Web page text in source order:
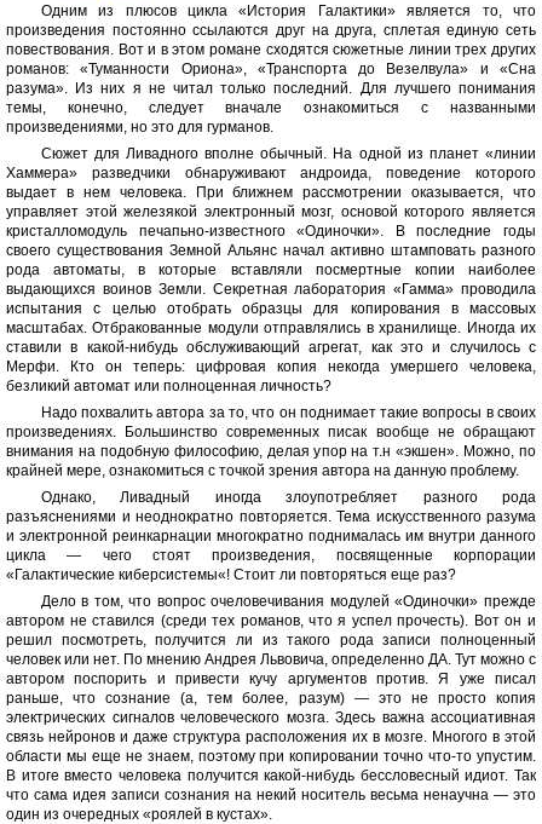
Одним из плюсов цикла «История Галактики» является то, что
произведения постоянно ссылаются друг на друга, сплетая единую сеть
повествования. Вот и в этом романе сходятся сюжетные линии трех других
романов: «Туманности Ориона», «Транспорта до Везелвула» и «Сна
разума». Из них я не читал только последний. Для лучшего понимания
темы, конечно, следует вначале ознакомиться с названными
произведениями, но это для гурманов.
Сюжет для Ливадного вполне обычный. На одной из планет «линии
Хаммера» разведчики обнаруживают андроида, поведение которого
выдает в нем человека. При ближнем рассмотрении оказывается, что
управляет этой железякой электронный мозг, основой которого является
кристалломодуль печапьно-известного «Одиночки». В последние годы
своего существования Земной Альянс начал активно штамповать разного
рода автоматы, в которые вставляли посмертные копии наиболее
выдающихся воинов Земли. Секретная лаборатория «Гамма» проводила
испытания с целью отобрать образцы для копирования в массовых
масштабах. Отбракованные модули отправлялись в хранилище. Иногда их
ставили в какой-нибудь обслуживающий агрегат, как это и случилось с
Мерфи. Кто он теперь: цифровая копия некогда умершего человека,
безликий автомат или полноценная личность?
Надо похвалить автора за то, что он поднимает такие вопросы в своих
произведениях. Большинство современных писак вообще не обращают
внимания на подобную философию, делая упор на т.н «экшен». Можно, по
крайней мере, ознакомиться с точкой зрения автора на данную проблему.
Однако, Ливадный иногда злоупотребляет разного рода
разъяснениями и неоднократно повторяется. Тема искусственного разума
и электронной реинкарнации многократно поднималась им внутри данного
цикла — чего стоят произведения, посвященные корпорации
«Галактические киберсистемы«! Стоит ли повторяться еще раз?
Дело в том, что вопрос очеловечивания модулей «Одиночки» прежде
автором не ставился (среди тех романов, что я успел прочесть). Вот он и
решил посмотреть, получится ли из такого рода записи полноценный
человек или нет. По мнению Андрея Львовича, определенно ДА. Тут можно с
автором поспорить и привести кучу аргументов против. Я уже писал
раньше, что сознание (а, тем более, разум) — это не просто копия
электрических сигналов человеческого мозга. Здесь важна ассоциативная
связь нейронов и даже структура расположения их в мозге. Многого в этой
области мы еще не знаем, поэтому при копировании точно что-то упустим.
В итоге вместо человека получится какой-нибудь бессловесный идиот. Так
что сама идея записи сознания на некий носитель весьма ненаучна — это
один из очередных «роялей в кустах».